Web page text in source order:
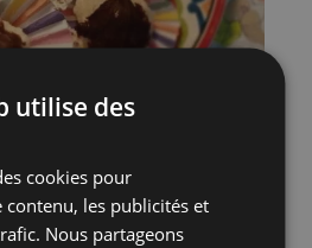
utilise des
cookies pour
contenu, les publicités et
Nous partageons